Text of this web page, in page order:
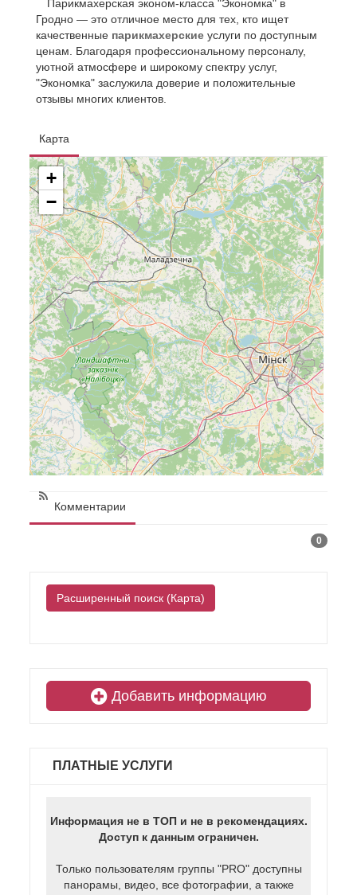
Парикмахерская эконом-класса "Экономка" в
Гродно — это отличное место для тех, кто ищет
качественные парикмахерские услуги по доступным
ценам. Благодаря профессиональному персоналу,
уютной атмосфере и широкому спектру услуг,
"Экономка" заслужила доверие и положительные
отзывы многих клиентов.
Карта
+
−
Комментарии
0
Расширенный поиск (Карта)
Добавить информацию
ПЛАТНЫЕ УСЛУГИ
Информация не в ТОП и не в рекомендациях.
Доступ к данным ограничен.
Только пользователям группы "PRO" доступны
панорамы, видео, все фотографии, а также